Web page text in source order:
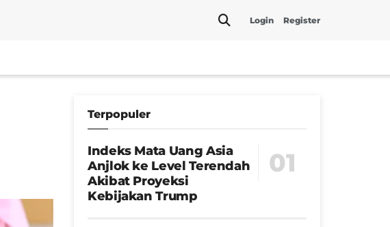
Login Register
Terpopuler
Indeks Mata Uang Asia
Anjlok ke Level Terendah
Akibat Proyeksi
Kebijakan Trump